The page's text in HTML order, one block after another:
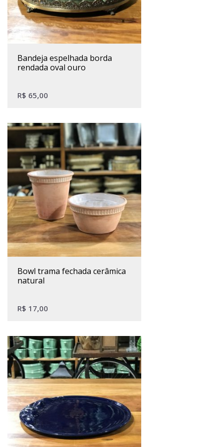
bandeja espelhada borda
rendada oval ouro
R$ 65,00
bowl trama fechada cerâmica
natural
R$ 17,00